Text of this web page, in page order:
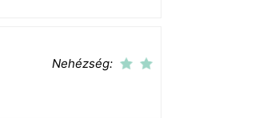
Nehézség: